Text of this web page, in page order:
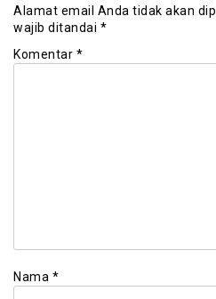
Alamat email Anda tidak akan
wajib ditandai *
Komentar *
Nama *